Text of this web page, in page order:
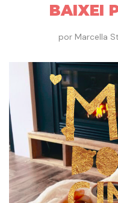
BAIXEI
por Marcella